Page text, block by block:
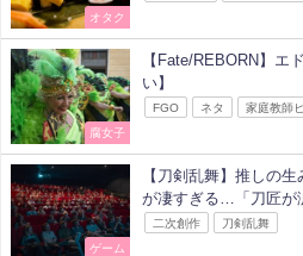
オタク
腐女子
【Fate/REBORN】エ
い】
FGO ネタ 家庭教師
ゲーム
【刀剣乱舞】推しの
が凄すぎる…「刀匠が
二次創作 刀剣乱舞